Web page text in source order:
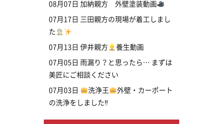
08月07日 加納親方 外壁塗装動画
07月17日 三田親方の現場が着工しまし
た
07月13日 伊井親方 養生動画
07月05日 雨漏り？と思ったら… まずは
美匠にご相談ください
07月03日 洗浄王
外壁・カーポート
の洗浄をしました‼